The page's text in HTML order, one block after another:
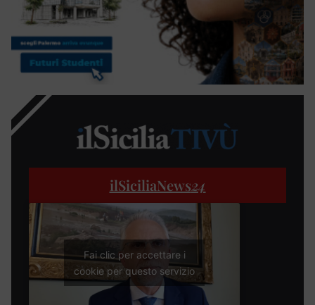
ilSiciliaNews24
Fai clic per accettare i
cookie per questo servizio